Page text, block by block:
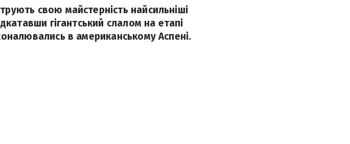
свою майстерність найсильніші
гігантський слалом на етапі
в американському Аспені.